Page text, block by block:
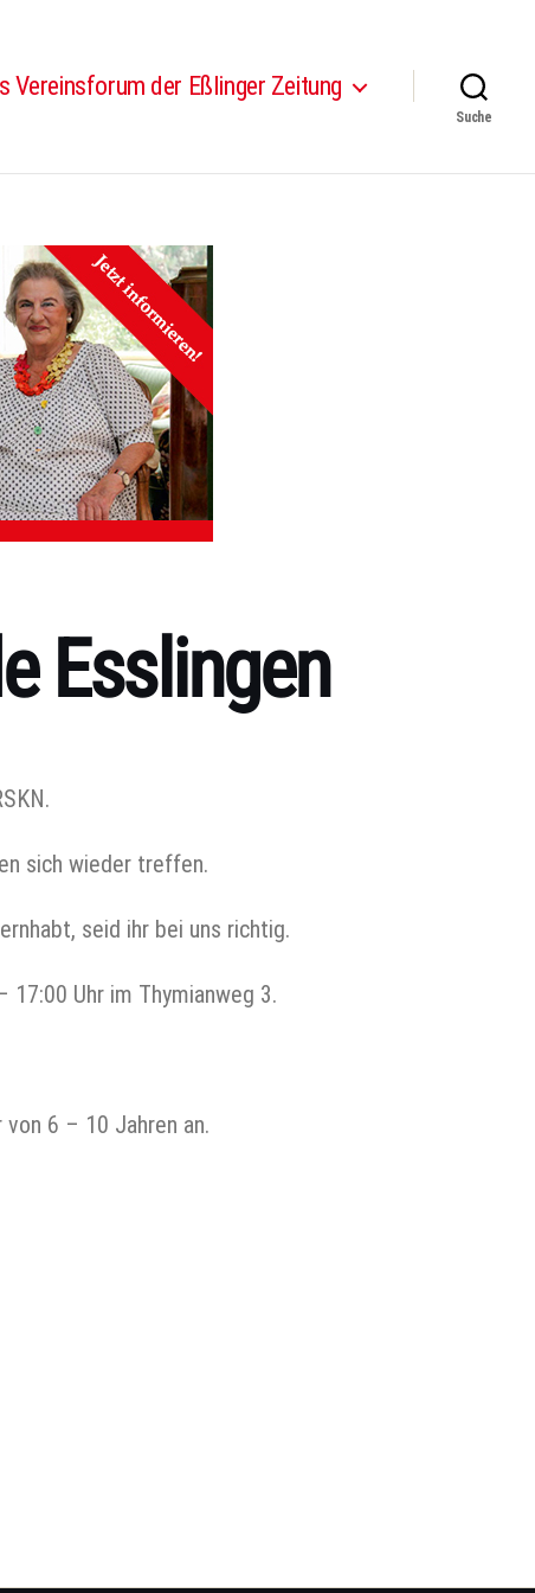
Vereinsforum der Eßlinger Zeitung
Suche
Esslingen
sich wieder treffen.
seid ihr bei uns richtig.
Uhr im Thymianweg 3.
6 – 10 Jahren an.